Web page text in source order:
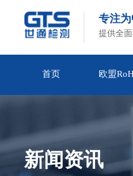
专注
提供全
首页 欧盟
新闻资讯